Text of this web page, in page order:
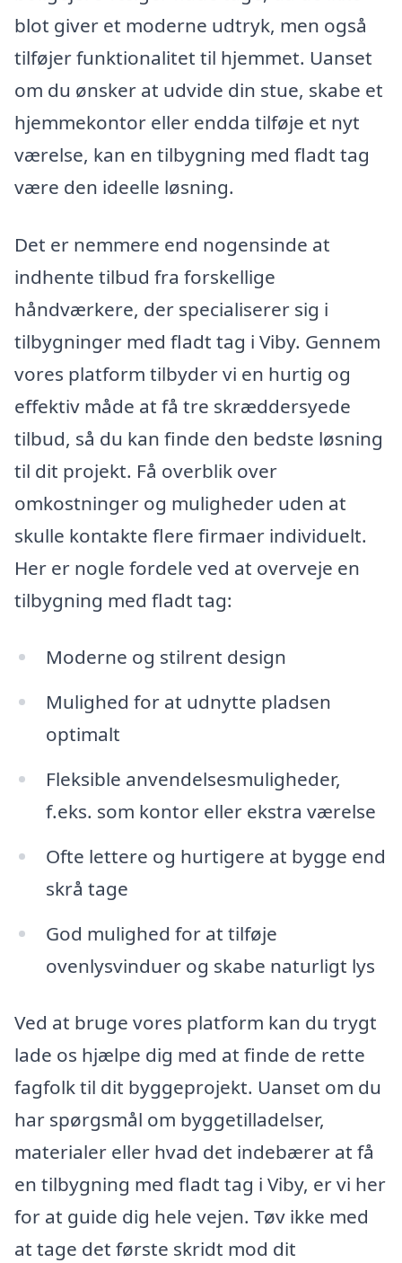
blot giver et moderne udtryk, men også
tilføjer funktionalitet til hjemmet. Uanset
om du ønsker at udvide din stue, skabe et
hjemmekontor eller endda tilføje et nyt
værelse, kan en tilbygning med fladt tag
være den ideelle løsning.
Det er nemmere end nogensinde at
indhente tilbud fra forskellige
håndværkere, der specialiserer sig i
tilbygninger med fladt tag i Viby. Gennem
vores platform tilbyder vi en hurtig og
effektiv måde at få tre skræddersyede
tilbud, så du kan finde den bedste løsning
til dit projekt. Få overblik over
omkostninger og muligheder uden at
skulle kontakte flere firmaer individuelt.
Her er nogle fordele ved at overveje en
tilbygning med fladt tag:
Moderne og stilrent design
Mulighed for at udnytte pladsen
optimalt
Fleksible anvendelsesmuligheder,
f.eks. som kontor eller ekstra værelse
Ofte lettere og hurtigere at bygge end
skrå tage
God mulighed for at tilføje
ovenlysvinduer og skabe naturligt lys
Ved at bruge vores platform kan du trygt
lade os hjælpe dig med at finde de rette
fagfolk til dit byggeprojekt. Uanset om du
har spørgsmål om byggetilladelser,
materialer eller hvad det indebærer at få
en tilbygning med fladt tag i Viby, er vi her
for at guide dig hele vejen. Tøv ikke med
at tage det første skridt mod dit